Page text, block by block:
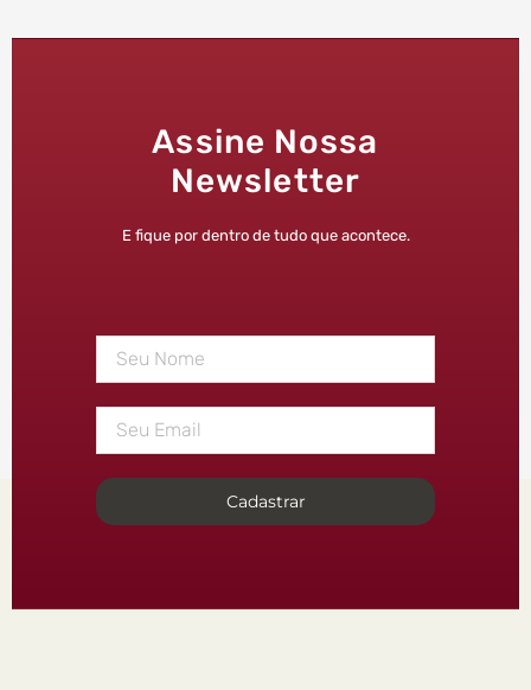
Assine Nossa
Newsletter
E fique por dentro de tudo que acontece.
Cadastrar